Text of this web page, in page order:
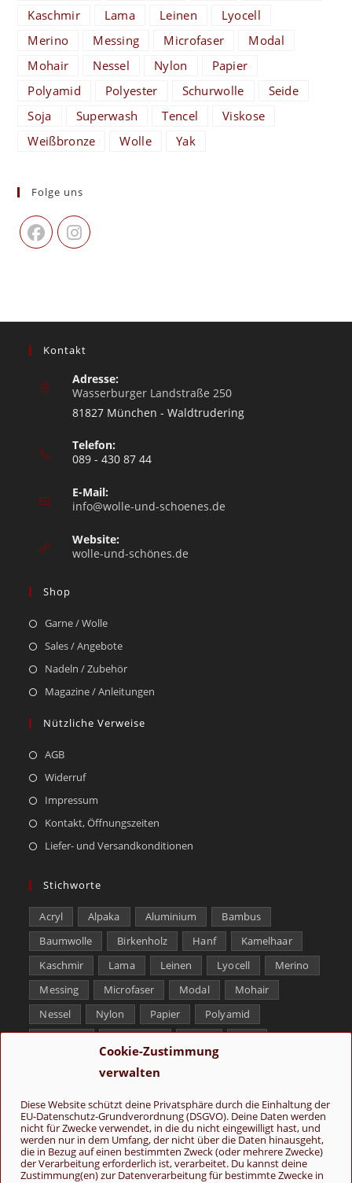
Cookie-Zustimmung
verwalten
Diese Website schützt deine Privatsphäre durch die Einhaltung der
EU-Datenschutz-Grundverordnung (DSGVO). Deine Daten werden
nicht für Zwecke verwendet, in die du nicht eingewilligt hast, und
werden nur in dem Umfang, der nicht über die Daten hinausgeht,
die in Bezug auf einen bestimmten Zweck (oder mehrere Zwecke)
der Verarbeitung erforderlich ist, verarbeitet. Du kannst deine
Zustimmung(en) zur Datenverarbeitung für bestimmte Zwecke in
Kaschmir
Lama Leinen
Lyocell
Merino
Messing Microfaser
Modal
Mohair
Nessel Nylon
Papier
Polyamid
Polyester Schurwolle
Seide
Soja
Superwash Tencel
Viskose
Weißbronze
Wolle Yak
Folge uns
Kontakt
Adresse:
Wasserburger Landstraße 250
81827 München - Waldtrudering
Telefon:
089 - 430 87 44
E-Mail:
info@wolle-und-schoenes.de
Website:
wolle-und-schönes.de
Shop
Garne / Wolle
Sales / Angebote
Nadeln / Zubehör
Magazine / Anleitungen
Nützliche Verweise
AGB
Widerruf
Impressum
Kontakt, Öffnungszeiten
Liefer- und Versandkonditionen
Stichworte
Acryl Alpaka Aluminium
Bambus
Baumwolle
Birkenholz Hanf
Kamelhaar
Kaschmir
Lama Leinen Lyocell
Merino
Messing
Microfaser Modal
Mohair
Nessel
Nylon Papier
Polyamid
Folge uns